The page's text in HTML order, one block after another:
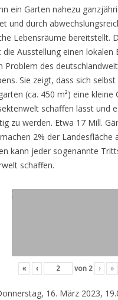
ein Garten nahezu
und durch
Lebensräume bereitstellt.
Ausstellung einen lokalen
Problem des
Sie zeigt, dass sich
(ca. 450 m²) eine kleine
schaffen lässt und
zu werden. Etwa 17 Mill.
2% der Landesfläche
kann jeder sogenannte
schaffen.
« ‹ von 2 › »
16. März 2023,